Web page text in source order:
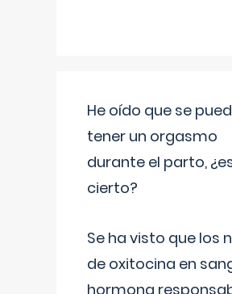
He oído que se
tener un orgasmo
durante el parto,
cierto?
Se ha visto que los
de oxitocina en
hormona